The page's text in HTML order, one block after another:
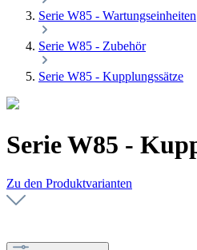
Serie W85 - Wartungseinheiten
Serie W85 - Zubehör
Serie W85 - Kupplungssätze
Serie W85 -
Zu den Produktvarianten